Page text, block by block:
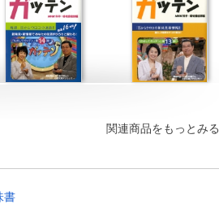
関連商品をもっとみる
書